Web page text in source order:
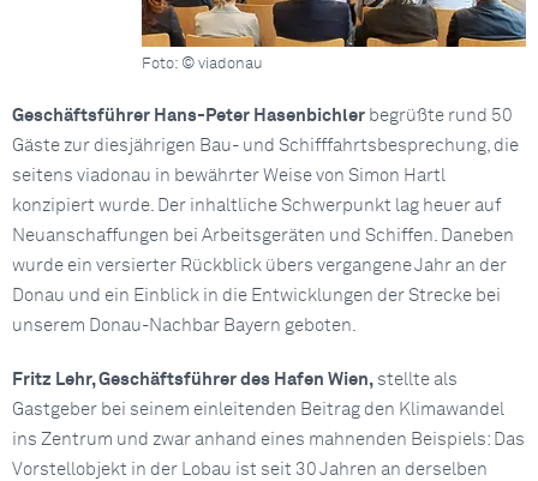
Foto: © viadonau
Geschäftsführer Hans-Peter Hasenbichler begrüßte rund 50
Gäste zur diesjährigen Bau- und Schifffahrtsbesprechung, die
seitens viadonau in bewährter Weise von Simon Hartl
konzipiert wurde. Der inhaltliche Schwerpunkt lag heuer auf
Neuanschaffungen bei Arbeitsgeräten und Schiffen. Daneben
wurde ein versierter Rückblick übers vergangene Jahr an der
Donau und ein Einblick in die Entwicklungen der Strecke bei
unserem Donau-Nachbar Bayern geboten.
Fritz Lehr, Geschäftsführer des Hafen Wien, stellte als
Gastgeber bei seinem einleitenden Beitrag den Klimawandel
ins Zentrum und zwar anhand eines mahnenden Beispiels: Das
Vorstellobjekt in der Lobau ist seit 30 Jahren an derselben